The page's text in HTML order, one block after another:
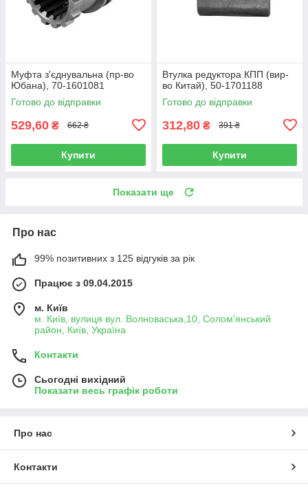
Муфта з'єднувальна (пр-во
Юбана), 70-1601081
Готово до відправки
529,60 ₴ 662 ₴
Купити
Втулка редуктора КПП (вир-
во Китай), 50-1701188
Готово до відправки
312,80 ₴ 391 ₴
Купити
Показати ще
Про нас
99% позитивних з 125 відгуків за рік
Працює з 09.04.2015
м. Київ
м. Київ, вулиця вул. Волноваська,10, Солом'янський
район, Київ, Україна
Контакти
Сьогодні вихідний
Показати весь графік роботи
Про нас
Контакти